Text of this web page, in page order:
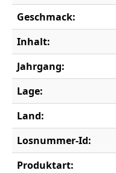
Geschmack:
Inhalt:
Jahrgang:
Lage:
Land:
Losnummer-Id:
Produktart: